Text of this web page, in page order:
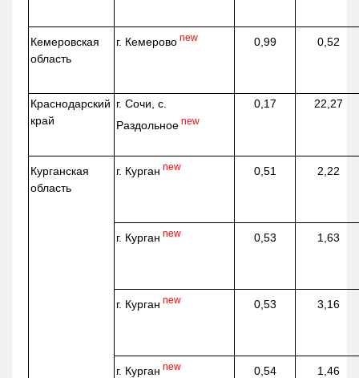
Кемеровская
область
г. Кемерово new 0,99 0,52
Краснодарский
край
г. Сочи, с.
Раздольное new
0,17 22,27
Курганская
область
г. Курган new 0,51 2,22
г. Курган new 0,53 1,63
г. Курган new 0,53 3,16
г. Курган new 0,54 1,46